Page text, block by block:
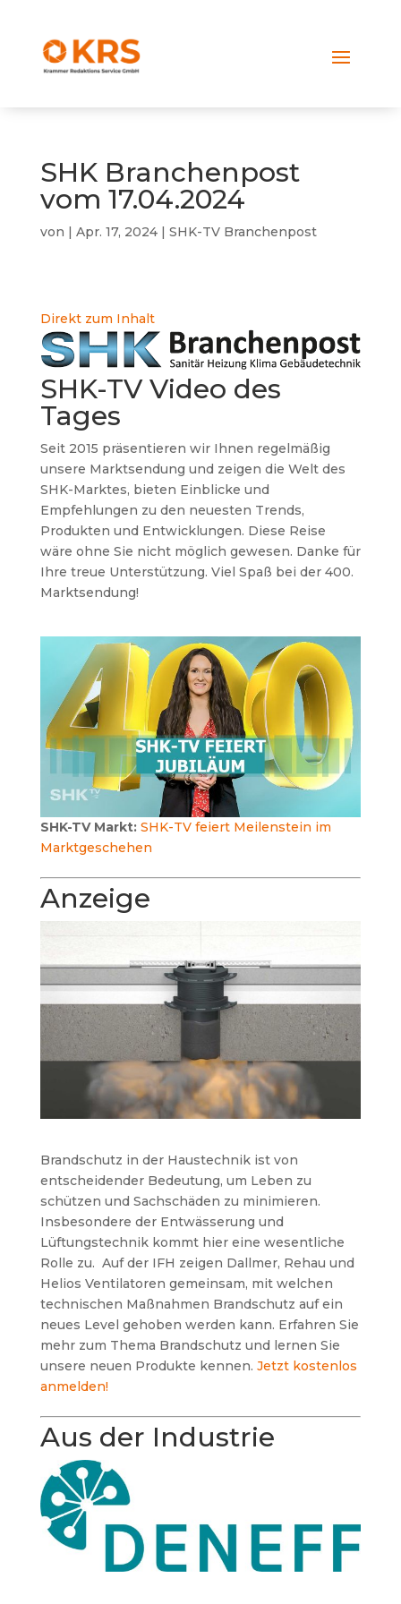
SHK Branchenpost
vom 17.04.2024
von | Apr. 17, 2024| SHK-TV Branchenpost
Direkt zum Inhalt
SHK-TV Video des
Tages
Seit 2015 präsentieren wir Ihnen regelmäßig
unsere Marktsendung und zeigen die Welt des
SHK-Marktes, bieten Einblicke und
Empfehlungen zu den neuesten Trends,
Produkten und Entwicklungen. Diese Reise
wäre ohne Sie nicht möglich gewesen. Danke für
Ihre treue Unterstützung. Viel Spaß bei der 400.
Marktsendung!
SHK-TV Markt: SHK-TV feiert Meilenstein im
Marktgeschehen
Anzeige
Brandschutz in der Haustechnik ist von
entscheidender Bedeutung, um Leben zu
schützen und Sachschäden zu minimieren.
Insbesondere der Entwässerung und
Lüftungstechnik kommt hier eine wesentliche
Rolle zu. Auf der IFH zeigen Dallmer, Rehau und
Helios Ventilatoren gemeinsam, mit welchen
technischen Maßnahmen Brandschutz auf ein
neues Level gehoben werden kann. Erfahren Sie
mehr zum Thema Brandschutz und lernen Sie
unsere neuen Produkte kennen. Jetzt kostenlos
anmelden!
Aus der Industrie